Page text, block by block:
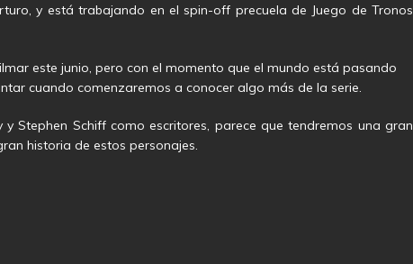
y está trabajando en el spin-off precuela de Juego de Tronos
este junio, pero con el momento que el mundo está pasando
cuando comenzaremos a conocer algo más de la serie.
y Stephen Schiff como escritores, parece que tendremos una gran
historia de estos personajes.